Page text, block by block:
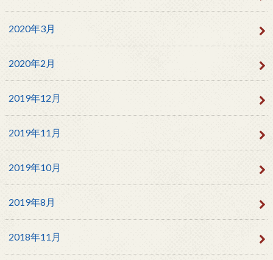
2020年3月
2020年2月
2019年12月
2019年11月
2019年10月
2019年8月
2018年11月